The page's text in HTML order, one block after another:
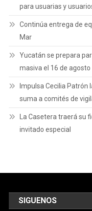
para usuarias y
Continúa entrega de
Mar
Yucatán se prepara
masiva el 16 de agosto
Impulsa Cecilia Patrón
suma a comités de
La Casetera traerá su
invitado especial
SIGUENOS